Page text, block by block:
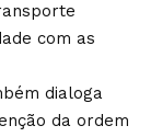
com as
dialoga
da ordem